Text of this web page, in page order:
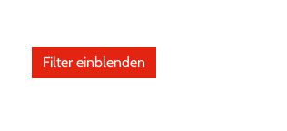
Filter einblenden